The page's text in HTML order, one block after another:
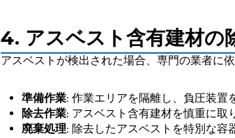
4. アスベスト含有建材の
アスベストが検出された場合、専門の業者に
準備作業: 作業エリアを隔離し、負圧装置
除去作業: アスベスト含有建材を慎重に取
廃棄処理: 除去したアスベストを特別な容